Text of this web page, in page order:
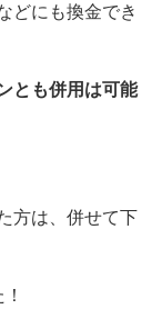
どにも換金でき
とも併用は可能
方は、併せて下